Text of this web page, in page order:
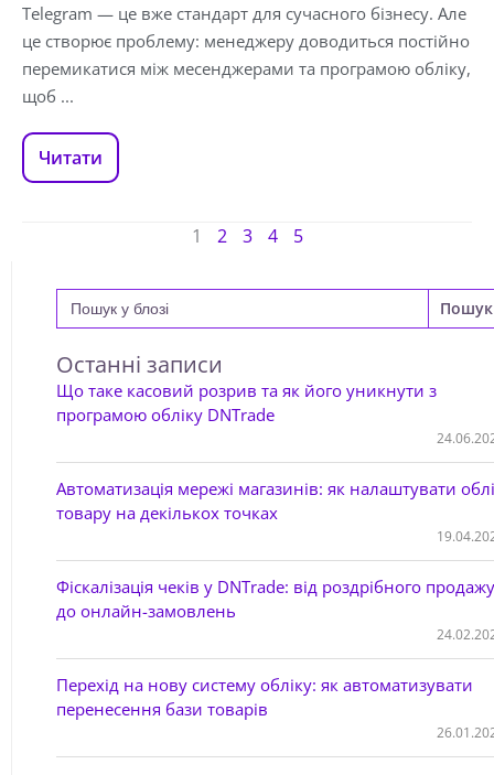
Telegram — це вже стандарт для сучасного бізнесу. Але
це створює проблему: менеджеру доводиться постійно
перемикатися між месенджерами та програмою обліку,
щоб ...
Читати
1 2 3 4 5
Search
for:
Останні записи
Що таке касовий розрив та як його уникнути з
програмою обліку DNTrade
Автоматизація мережі магазинів: як налаштувати
товару на декількох точках
Фіскалізація чеків у DNTrade: від роздрібного продажу
до онлайн-замовлень
Перехід на нову систему обліку: як автоматизувати
перенесення бази товарів